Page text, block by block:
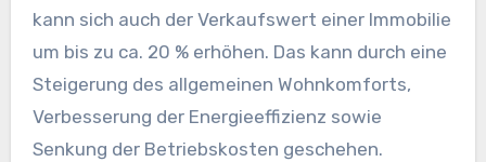
kann sich auch der Verkaufswert einer Immobilie
um bis zu ca. 20 % erhöhen. Das kann durch eine
Steigerung des allgemeinen Wohnkomforts,
Verbesserung der Energieeffizienz sowie
Senkung der Betriebskosten geschehen.